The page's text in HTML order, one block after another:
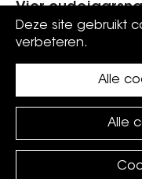
Vier
muziek, een
2026.
Deze site gebruikt
verbeteren.
Alle
Alle